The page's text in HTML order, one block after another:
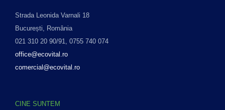
Strada Leonida Varnali 18
București, România
021 310 20 90/91, 0755 740 074
office@ecovital.ro
comercial@ecovital.ro
CINE SUNTEM